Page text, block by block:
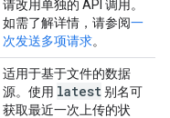
请改用单独的 API 调用。
如需了解详情，请参阅一
次发送多项请求。
适用于基于文件的数据
源。使用 latest别名可
获取最近一次上传的状